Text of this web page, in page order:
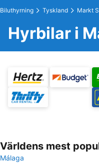
Biluthyrning Tyskland Markt
Hyrbilar i
Världens mest
Málaga